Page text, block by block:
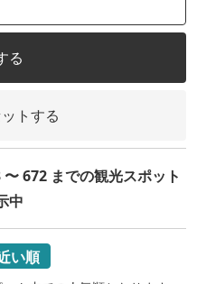
る
トする
672 までの観光スポット
中
い順